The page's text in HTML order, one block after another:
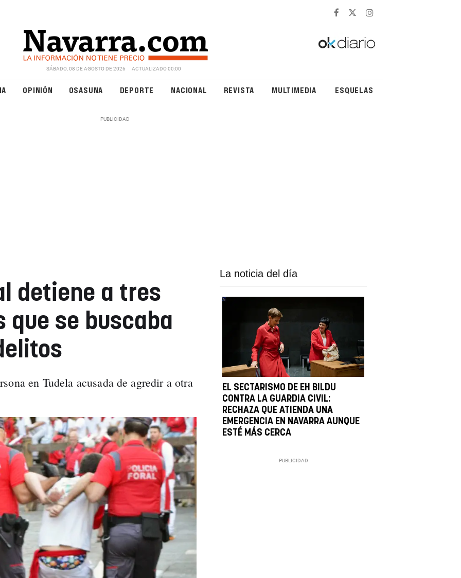
SÁBADO, 08 DE AGOSTO DE 2026 ACTUALIZADO 00:00
OPINIÓN OSASUNA DEPORTE NACIONAL REVISTA MULTIMEDIA ESQUELAS
detiene a tres
que se buscaba
en Tudela acusada de agredir a otra
La noticia del día
EL SECTARISMO DE EH BILDU
CONTRA LA GUARDIA CIVIL:
RECHAZA QUE ATIENDA UNA
EMERGENCIA EN NAVARRA AUNQUE
ESTÉ MÁS CERCA